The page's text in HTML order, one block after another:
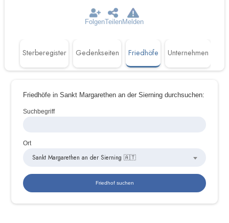
Folgen TeilenMelden
Sterberegister Gedenkseiten Friedhöfe Unternehmen
Friedhöfe in Sankt Margarethen an der Sierning durchsuchen:
Suchbegriff
Ort
Sankt Margarethen an der Sierning 🇦🇹